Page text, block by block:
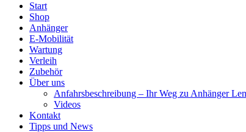
Start
Shop
Anhänger
E-Mobilität
Wartung
Verleih
Zubehör
Über uns
Anfahrsbeschreibung – Ihr Weg zu Anhänger
Videos
Kontakt
Tipps und News